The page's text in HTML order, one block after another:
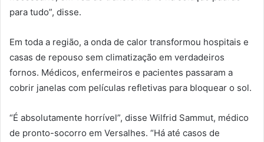
para tudo”, disse.
Em toda a região, a onda de calor transformou hospitais e
casas de repouso sem climatização em verdadeiros
fornos. Médicos, enfermeiros e pacientes passaram a
cobrir janelas com películas refletivas para bloquear o sol.
“É absolutamente horrível”, disse Wilfrid Sammut, médico
de pronto-socorro em Versalhes. “Há até casos de